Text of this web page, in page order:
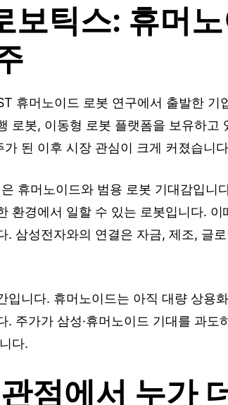
보틱스: 휴머
휴머노이드 로봇 연구에서 출발한 기
로봇, 이동형 로봇 플랫폼을 보유하고
된 이후 시장 관심이 크게 커졌습니
휴머노이드와 범용 로봇 기대감입니
환경에서 일할 수 있는 로봇입니다. 이
. 삼성전자와의 연결은 자금, 제조, 글
입니다. 휴머노이드는 아직 대량 상용
. 주가가 삼성·휴머노이드 기대를 과도
다.
점에서 누가